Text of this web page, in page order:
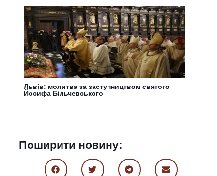
Львів: молитва за заступництвом святого
Йосифа Більчевського
Поширити новину: